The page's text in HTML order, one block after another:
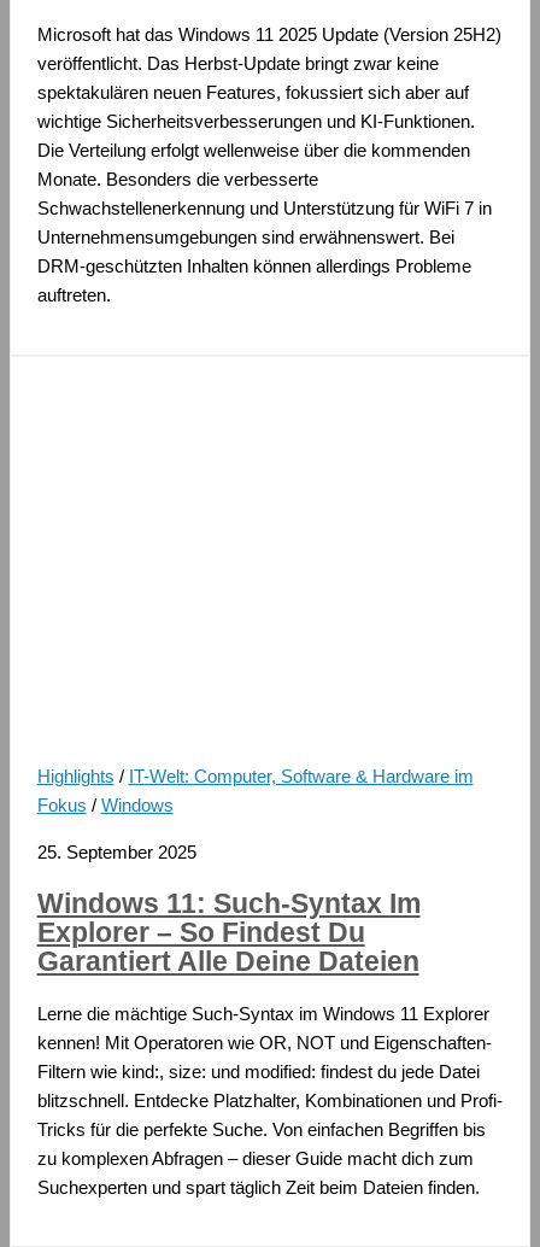
Microsoft hat das Windows 11 2025 Update (Version 25H2)
veröffentlicht. Das Herbst-Update bringt zwar keine
spektakulären neuen Features, fokussiert sich aber auf
wichtige Sicherheitsverbesserungen und KI-Funktionen.
Die Verteilung erfolgt wellenweise über die kommenden
Monate. Besonders die verbesserte
Schwachstellenerkennung und Unterstützung für WiFi 7 in
Unternehmensumgebungen sind erwähnenswert. Bei
DRM-geschützten Inhalten können allerdings Probleme
auftreten.
Highlights / IT-Welt: Computer, Software & Hardware im
Fokus / Windows
25. September 2025
Windows 11: Such-Syntax Im
Explorer – So Findest Du
Garantiert Alle Deine Dateien
Lerne die mächtige Such-Syntax im Windows 11 Explorer
kennen! Mit Operatoren wie OR, NOT und Eigenschaften-
Filtern wie kind:, size: und modified: findest du jede Datei
blitzschnell. Entdecke Platzhalter, Kombinationen und Profi-
Tricks für die perfekte Suche. Von einfachen Begriffen bis
zu komplexen Abfragen – dieser Guide macht dich zum
Suchexperten und spart täglich Zeit beim Dateien finden.